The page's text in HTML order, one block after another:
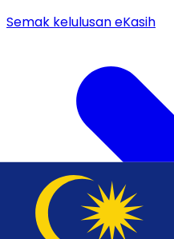
Semak kelulusan eKasih